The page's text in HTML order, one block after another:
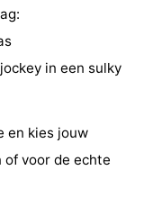
in een sulky
en kies jouw
of voor de echte